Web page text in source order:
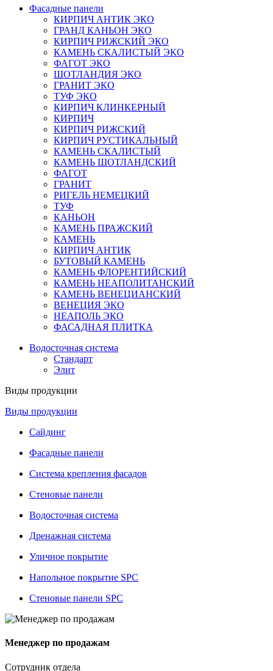
Фасадные панели
КИРПИЧ АНТИК ЭКО
ГРАНД КАНЬОН ЭКО
КИРПИЧ РИЖСКИЙ ЭКО
КАМЕНЬ СКАЛИСТЫЙ ЭКО
ФАГОТ ЭКО
ШОТЛАНДИЯ ЭКО
ГРАНИТ ЭКО
ТУФ ЭКО
КИРПИЧ КЛИНКЕРНЫЙ
КИРПИЧ
КИРПИЧ РИЖСКИЙ
КИРПИЧ РУСТИКАЛЬНЫЙ
КАМЕНЬ СКАЛИСТЫЙ
КАМЕНЬ ШОТЛАНДСКИЙ
ФАГОТ
ГРАНИТ
РИГЕЛЬ НЕМЕЦКИЙ
ТУФ
КАНЬОН
КАМЕНЬ ПРАЖСКИЙ
КАМЕНЬ
КИРПИЧ АНТИК
БУТОВЫЙ КАМЕНЬ
КАМЕНЬ ФЛОРЕНТИЙСКИЙ
КАМЕНЬ НЕАПОЛИТАНСКИЙ
КАМЕНЬ ВЕНЕЦИАНСКИЙ
ВЕНЕЦИЯ ЭКО
НЕАПОЛЬ ЭКО
ФАСАДНАЯ ПЛИТКА
Водосточная система
Стандарт
Элит
Виды продукции
Виды продукции
Сайдинг
Фасадные панели
Система крепления фасадов
Стеновые панели
Водосточная система
Дренажная система
Уличное покрытие
Напольное покрытие SPC
Стеновые панели SPC
Менеджер по продажам
Сотрудник отдела